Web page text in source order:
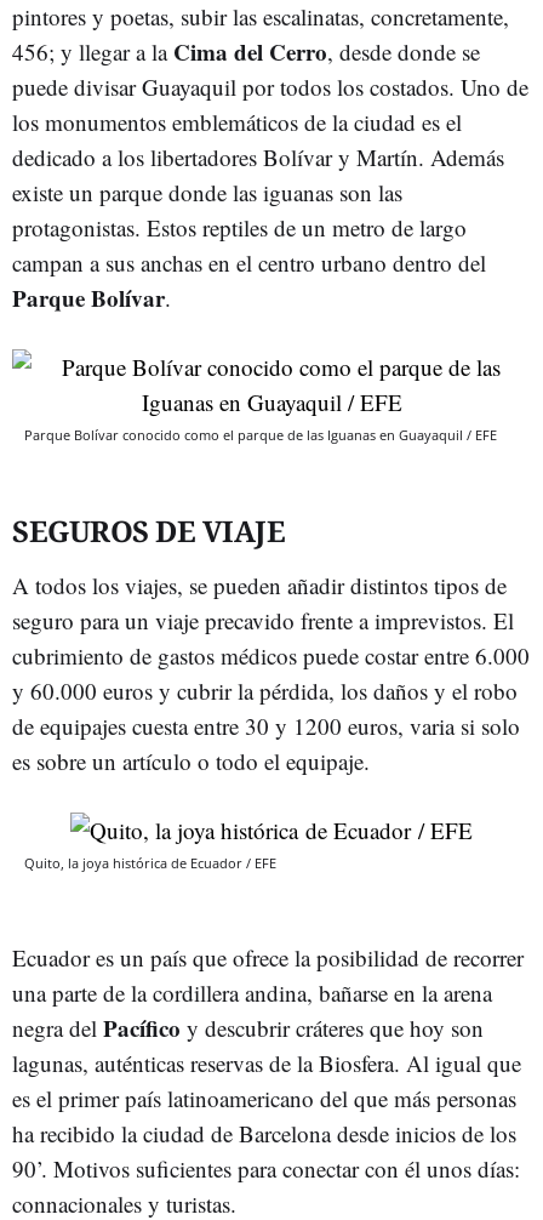
pintores y poetas, subir las escalinatas, concretamente,
456; y llegar a la Cima del Cerro, desde donde se
puede divisar Guayaquil por todos los costados. Uno de
los monumentos emblemáticos de la ciudad es el
dedicado a los libertadores Bolívar y Martín. Además
existe un parque donde las iguanas son las
protagonistas. Estos reptiles de un metro de largo
campan a sus anchas en el centro urbano dentro del
Parque Bolívar.
Parque Bolívar conocido como el parque de las Iguanas en Guayaquil / EFE
SEGUROS DE VIAJE
A todos los viajes, se pueden añadir distintos tipos de
seguro para un viaje precavido frente a imprevistos. El
cubrimiento de gastos médicos puede costar entre 6.000
y 60.000 euros y cubrir la pérdida, los daños y el robo
de equipajes cuesta entre 30 y 1200 euros, varia si solo
es sobre un artículo o todo el equipaje.
Quito, la joya histórica de Ecuador / EFE
Ecuador es un país que ofrece la posibilidad de recorrer
una parte de la cordillera andina, bañarse en la arena
negra del Pacífico y descubrir cráteres que hoy son
lagunas, auténticas reservas de la Biosfera. Al igual que
es el primer país latinoamericano del que más personas
ha recibido la ciudad de Barcelona desde inicios de los
90’. Motivos suficientes para conectar con él unos días:
connacionales y turistas.